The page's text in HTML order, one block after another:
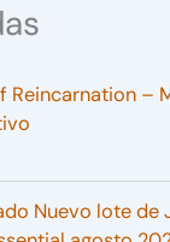
Reincarnation –
Nuevo lote de